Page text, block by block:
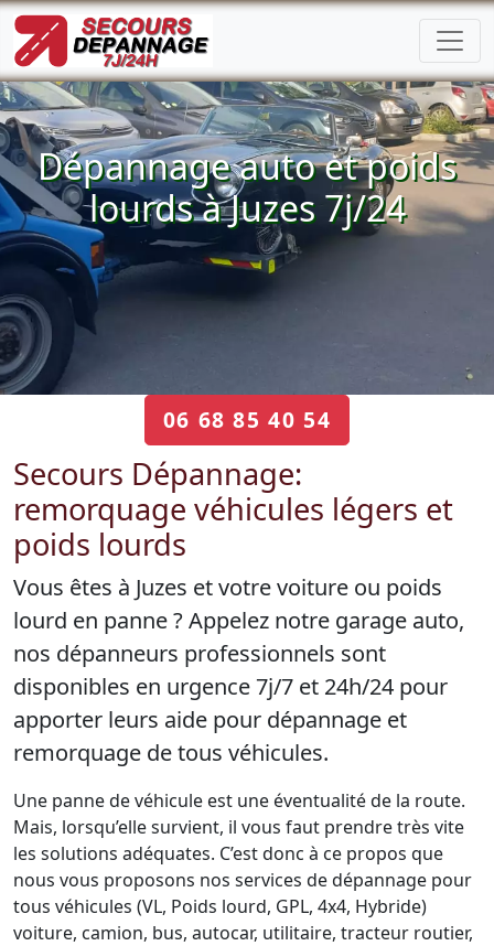
Dépannage auto et poids
lourds à Juzes 7j/24
06 68 85 40 54
Secours Dépannage:
remorquage véhicules légers et
poids lourds
Vous êtes à Juzes et votre voiture ou poids
lourd en panne ? Appelez notre garage auto,
nos dépanneurs professionnels sont
disponibles en urgence 7j/7 et 24h/24 pour
apporter leurs aide pour dépannage et
remorquage de tous véhicules.
Une panne de véhicule est une éventualité de la route.
Mais, lorsqu’elle survient, il vous faut prendre très vite
les solutions adéquates. C’est donc à ce propos que
nous vous proposons nos services de dépannage pour
tous véhicules (VL, Poids lourd, GPL, 4x4, Hybride)
voiture, camion, bus, autocar, utilitaire, tracteur routier,